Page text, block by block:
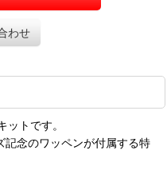
わせ
トです。
念のワッペンが付属する特